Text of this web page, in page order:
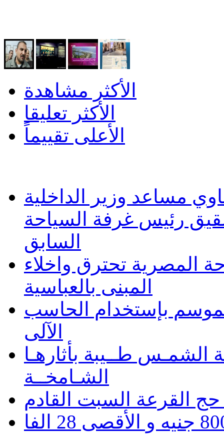
الأكثر مشاهدة
الأكثر تعليقا
الأعلى تقييماً
مساعد وزير الداخلية
رئيس غرفة السياحة
السابق
المصرية تحترق واخلاء
المبنى بالعباسية
بإستخدام الحاسب
الآلى
طــيبة بأثارهـا
الشـامخــة
القرعة السبت القادم